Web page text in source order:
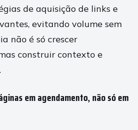
de aquisição de links e
evitando volume sem
não é só crescer
construir contexto e
em agendamento, não só em